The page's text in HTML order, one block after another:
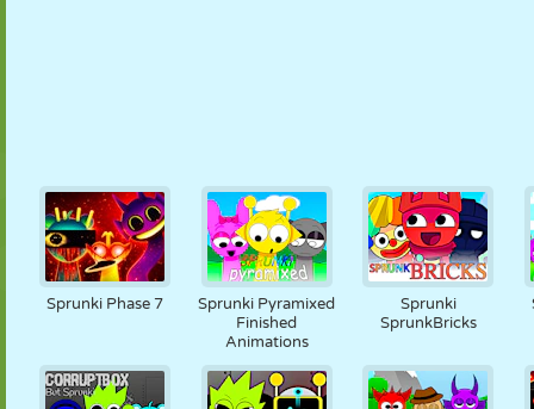
Sprunki Phase 7
Sprunki Pyramixed
Finished
Animations
Sprunki
SprunkBricks